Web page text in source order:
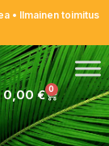
• Ilmainen toimitus
0,00€ 0